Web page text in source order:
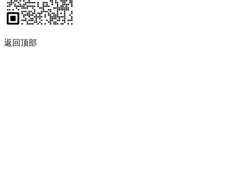
返回顶部